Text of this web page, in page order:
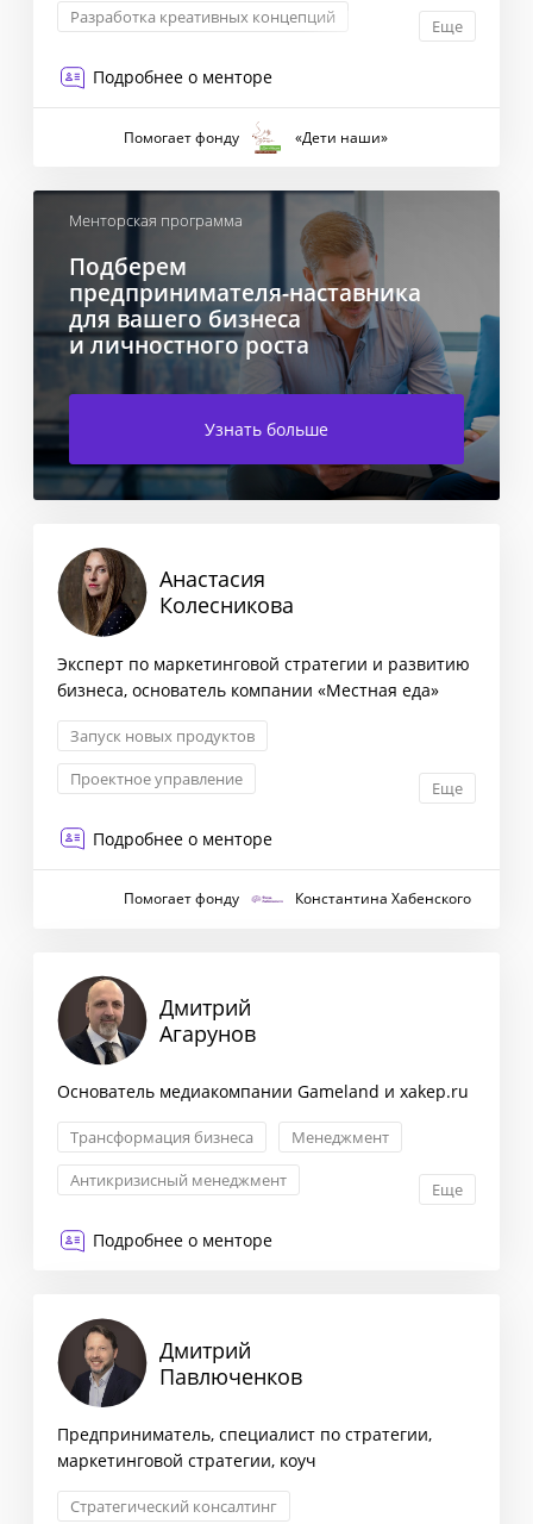
Разработка креативных концепций
Еще
Подробнее о менторе
Помогает фонду «Дети наши»
Менторская программа
Подберем
предпринимателя-наставника
для вашего бизнеса
и личностного роста
Узнать больше
Анастасия
Колесникова
Эксперт по маркетинговой стратегии и развитию
бизнеса, основатель компании «Местная еда»
Запуск новых продуктов
Проектное управление
Антикризисный менеджмент
Еще
Подробнее о менторе
Помогает фонду Константина Хабенского
Дмитрий
Агарунов
Основатель медиакомпании Gameland и xakep.ru
Трансформация бизнеса
Менеджмент
Антикризисный менеджмент
Еще
Подробнее о менторе
Дмитрий
Павлюченков
Предприниматель, специалист по стратегии,
маркетинговой стратегии, коуч
Стратегический консалтинг